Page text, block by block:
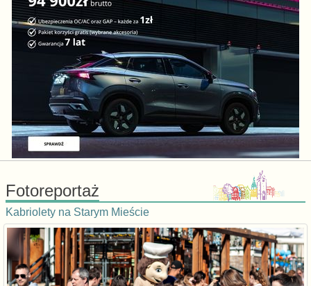
Fotoreportaż
Kabriolety na Starym Mieście